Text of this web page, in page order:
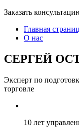
Заказать
Главная
О нас
СЕРГЕЙ
Эксперт по
торговле
10 лет